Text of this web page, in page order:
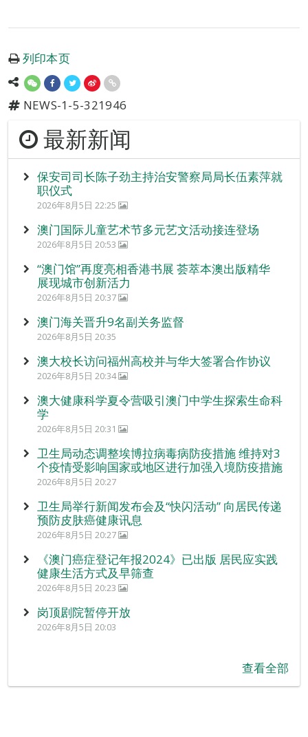
列印本页
NEWS-1-5-321946
最新新闻
保安司司长陈子劲主持治安警察局局长伍素萍就
职仪式
2026年8月5日 22:25
澳门国际儿童艺术节多元艺文活动接连登场
2026年8月5日 20:53
“澳门馆”再度亮相香港书展 荟萃本澳出版精华
展现城市创新活力
2026年8月5日 20:37
澳门海关晋升9名副关务监督
2026年8月5日 20:35
澳大校长访问福州高校并与华大签署合作协议
2026年8月5日 20:34
澳大健康科学夏令营吸引澳门中学生探索生命科
学
2026年8月5日 20:31
卫生局动态调整埃博拉病毒病防疫措施 维持对3
个疫情受影响国家或地区进行加强入境防疫措施
2026年8月5日 20:27
卫生局举行新闻发布会及“快闪活动” 向居民传递
预防皮肤癌健康讯息
2026年8月5日 20:27
《澳门癌症登记年报2024》已出版 居民应实践
健康生活方式及早筛查
2026年8月5日 20:23
岗顶剧院暂停开放
2026年8月5日 20:03
查看全部